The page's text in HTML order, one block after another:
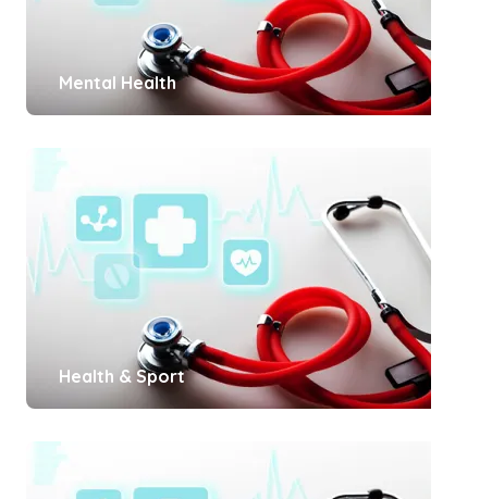
Mental Health
Health & Sport